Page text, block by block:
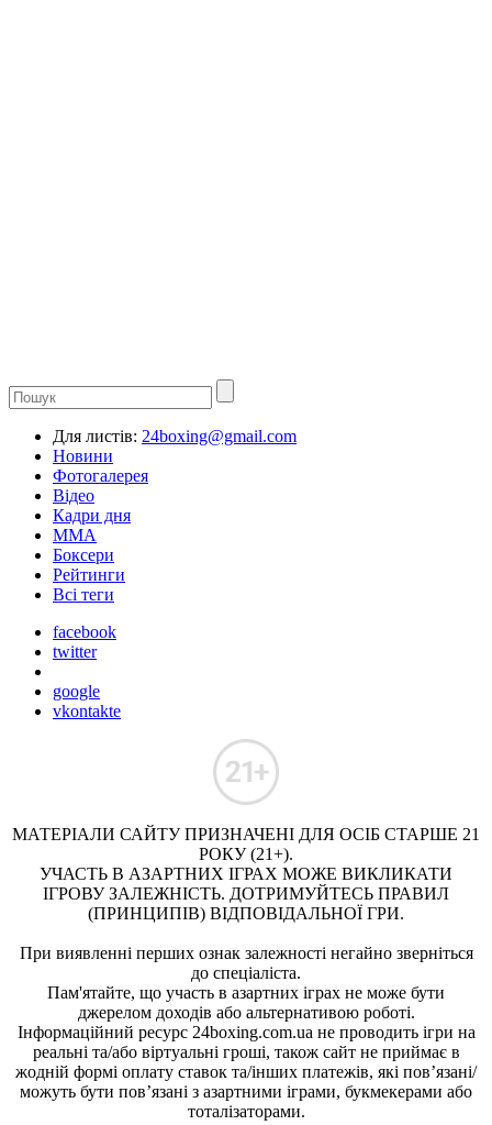
Для листів: 24boxing@gmail.com
Новини
Фотогалерея
Відео
Кадри дня
ММА
Боксери
Рейтинги
Всі теги
facebook
twitter
google
vkontakte
МАТЕРІАЛИ САЙТУ ПРИЗНАЧЕНІ ДЛЯ ОСІБ СТАРШЕ 21
РОКУ (21+).
УЧАСТЬ В АЗАРТНИХ ІГРАХ МОЖЕ ВИКЛИКАТИ
ІГРОВУ ЗАЛЕЖНІСТЬ. ДОТРИМУЙТЕСЬ ПРАВИЛ
(ПРИНЦИПІВ) ВІДПОВІДАЛЬНОЇ ГРИ.
При виявленні перших ознак залежності негайно зверніться
до спеціаліста.
Пам'ятайте, що участь в азартних іграх не може бути
джерелом доходів або альтернативою роботі.
Інформаційний ресурс 24boxing.com.ua не проводить ігри на
реальні та/або віртуальні гроші, також сайт не приймає в
жодній формі оплату ставок та/інших платежів, які пов’язані/
можуть бути пов’язані з азартними іграми, букмекерами або
тоталізаторами.